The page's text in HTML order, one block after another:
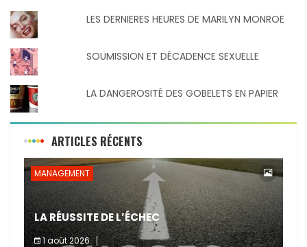
LES DERNIERES HEURES DE MARILYN MONROE
SOUMISSION ET DÉCADENCE SEXUELLE
LA DANGEROSITÉ DES GOBELETS EN PAPIER
ARTICLES RÉCENTS
MANAGEMENT
LA RÉUSSITE DE L’ÉCHEC
1 août 2026